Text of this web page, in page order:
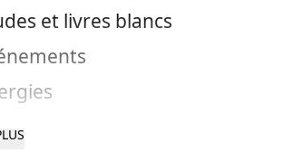
et livres blancs